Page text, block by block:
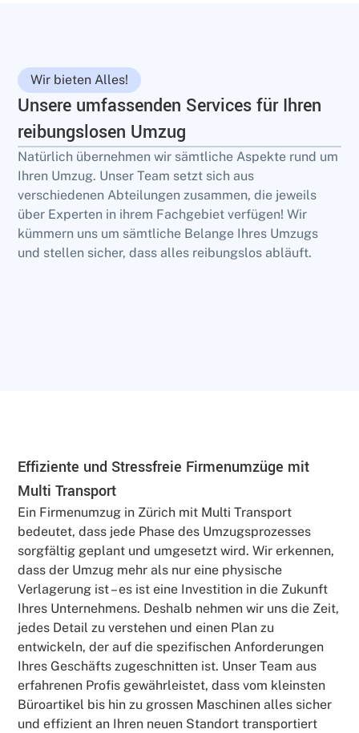
Wir bieten Alles!
Unsere umfassenden Services für Ihren
reibungslosen Umzug
Natürlich übernehmen wir sämtliche Aspekte rund um
Ihren Umzug. Unser Team setzt sich aus
verschiedenen Abteilungen zusammen, die jeweils
über Experten in ihrem Fachgebiet verfügen! Wir
kümmern uns um sämtliche Belange Ihres Umzugs
und stellen sicher, dass alles reibungslos abläuft.
Effiziente und Stressfreie Firmenumzüge mit
Multi Transport
Ein Firmenumzug in Zürich mit Multi Transport
bedeutet, dass jede Phase des Umzugsprozesses
sorgfältig geplant und umgesetzt wird. Wir erkennen,
dass der Umzug mehr als nur eine physische
Verlagerung ist – es ist eine Investition in die Zukunft
Ihres Unternehmens. Deshalb nehmen wir uns die Zeit,
jedes Detail zu verstehen und einen Plan zu
entwickeln, der auf die spezifischen Anforderungen
Ihres Geschäfts zugeschnitten ist. Unser Team aus
erfahrenen Profis gewährleistet, dass vom kleinsten
Büroartikel bis hin zu grossen Maschinen alles sicher
und effizient an Ihren neuen Standort transportiert